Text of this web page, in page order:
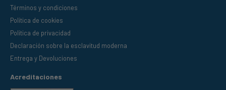
Términos y condiciones
Política de cookies
Política de privacidad
Declaración sobre la esclavitud moderna
Entrega y Devoluciones
Acreditaciones